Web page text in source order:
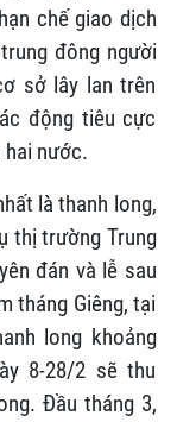
chế giao dịch
đông người
sở lây lan trên
động tiêu cực
hai nước.
là thanh long,
thị trường Trung
đán và lễ sau
tháng Giêng, tại
long khoảng
8-28/2 sẽ thu
Đầu tháng 3,